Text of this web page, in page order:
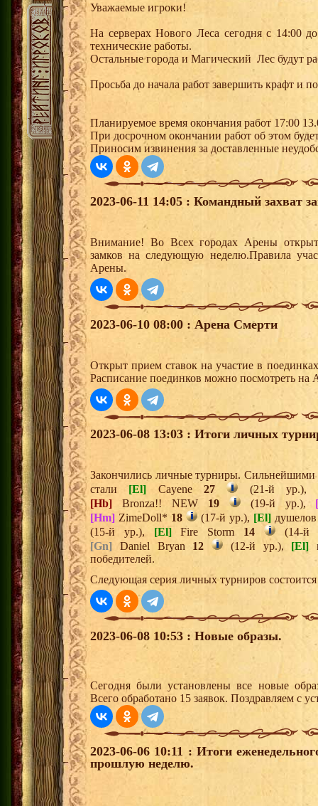
Уважаемые игроки!
На серверах Нового Леса сегодня с 14:00
технические работы.
Остальные города и Магический Лес будут
Просьба до начала работ завершить крафт и
Планируемое время окончания работ 17:00
При досрочном окончании работ об этом
Приносим извинения за доставленные
2023-06-11 14:05 : Командный захват
Внимание! Во Всех городах Арены
замков на следующую неделю.Правила
Арены.
2023-06-10 08:00 : Арена Смерти
Открыт прием ставок на участие в
Расписание поединков можно посмотреть на
2023-06-08 13:03 : Итоги личных
Закончились личные турниры. Сильнейшими
стали
[El] Cayene27
(21-й ур.),
[Hb]
Bronza!! NEW 19 (19-й ур.),
[Hm] ZimeDoll* 18 (17-й ур.), [El]
(15-й ур.),
[El] Fire Storm 14
(14-й
[Gn]
Daniel Bryan 12 (12-й ур.), [El]
победителей.
Следующая серия личных турниров состоится
2023-06-08 10:53 : Новые образы.
Сегодня были установлены все новые
Всего обработано 15 заявок. Поздравляем с
2023-06-06 10:11 : Итоги
прошлую неделю.